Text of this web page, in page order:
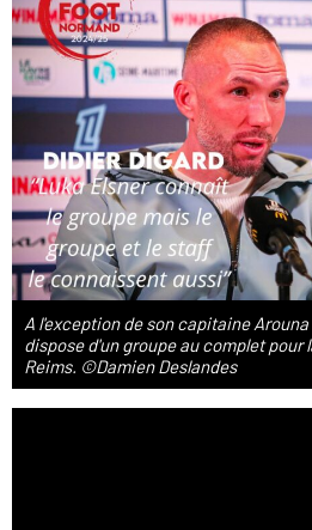
A l'exception de son capitaine
dispose d'un groupe au complet pour
Reims. ©Damien Deslandes